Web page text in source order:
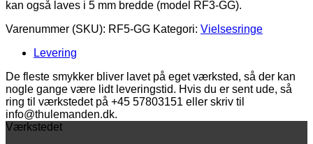
kan også laves i 5 mm bredde (model RF3-GG).
Varenummer (SKU): RF5-GG Kategori: Vielsesringe
Levering
De fleste smykker bliver lavet på eget værksted, så der kan
nogle gange være lidt leveringstid. Hvis du er sent ude, så
ring til værkstedet på +45 57803151 eller skriv til
info@thulemanden.dk.
Værkstedet